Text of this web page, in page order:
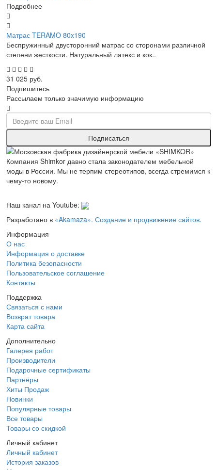
Подробнее
Матрас TERAMO 80x190
Беспружинный двусторонний матрас со сторонами различной
степени жесткости. Натуральный латекс и кок..
31 025 руб.
Подпишитесь
Рассылаем только значимую информацию
Компания Shimkor давно стала законодателем мебельной
моды в России. Мы не терпим стереотипов, всегда стремимся к
чему-то новому.
Наш канал на Youtube:
Разработано в «Akamaza». Создание и продвижение сайтов.
Информация
О нас
Информация о доставке
Политика безопасности
Пользовательское соглашение
Контакты
Поддержка
Связаться с нами
Возврат товара
Карта сайта
Дополнительно
Галерея работ
Производители
Подарочные сертификаты
Партнёры
Хиты Продаж
Новинки
Популярные товары
Все товары
Товары со скидкой
Личный кабинет
Личный кабинет
История заказов